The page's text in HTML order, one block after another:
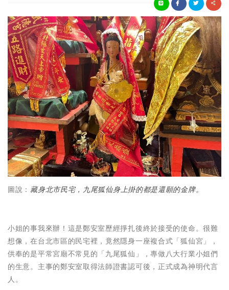
圖說：藏身北市民宅，九尾狐仙身上掛的都是還願的金牌。
小姐的事我來辦！這是鄭安室歷經掙扎後終於接受的使命。很難
想像，在台北市區的民宅裡，竟然隱身一座複合式「狐仙宮」，
供奉的是平常宮廟不常見的「九尾狐仙」，專做八大行業小姐們
的生意。主事的鄭安室取得法師證書認可後，正式成為神明代言
人。